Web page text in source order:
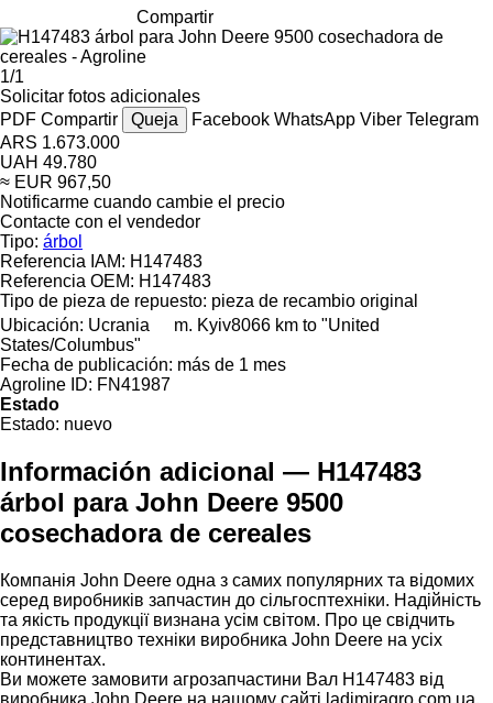
Compartir
1/1
Solicitar fotos adicionales
PDF Compartir Queja Facebook WhatsApp Viber Telegram
ARS 1.673.000
UAH 49.780
≈ EUR 967,50
Notificarme cuando cambie el precio
Contacte con el vendedor
Tipo: árbol
Referencia IAM: H147483
Referencia OEM: H147483
Tipo de pieza de repuesto: pieza de recambio original
Ubicación: Ucrania m. Kyiv8066 km to "United
States/Columbus"
Fecha de publicación: más de 1 mes
Agroline ID: FN41987
Estado
Estado: nuevo
Información adicional — H147483
árbol para John Deere 9500
cosechadora de cereales
Компанія John Deere одна з самих популярних та відомих
серед виробників запчастин до сільгосптехніки. Надійність
та якість продукції визнана усім світом. Про це свідчить
представництво техніки виробника John Deere на усіх
континентах.
Ви можете замовити агрозапчастини Вал H147483 від
виробника John Deere на нашому сайті ladimiragro.com.ua.